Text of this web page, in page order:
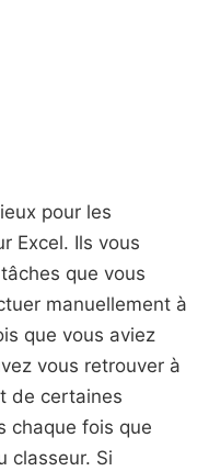
pour les
Excel. Ils vous
que vous
manuellement à
que vous aviez
vous retrouver à
de certaines
chaque fois que
classeur. Si